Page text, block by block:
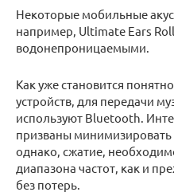
Некоторые мобильные
например, Ultimate Ears
водонепроницаемыми.
Как уже становится
устройств, для передачи
используют Bluetooth.
призваны минимизировать
однако, сжатие,
диапазона частот, как и
без потерь.